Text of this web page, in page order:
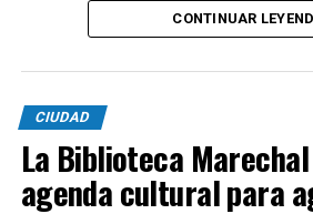
agua potable incluyen la colocación
ejecución de 29 conexiones
desarrollarán en distintos sectores
las calles Pehuajó, Sicilia, Génova y
En paralelo, la intervención
la red cloacal mediante la
CONTINUAR
CIUDAD
La Biblioteca
agenda cultural para